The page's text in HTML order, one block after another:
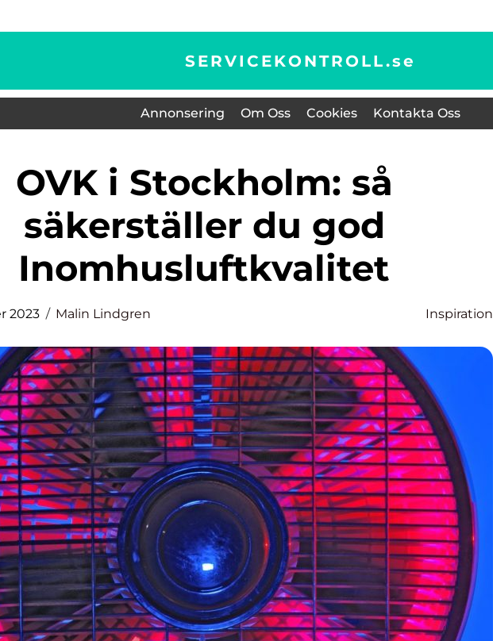
SERVICEKONTROLL.se
Annonsering Om Oss Cookies Kontakta Oss
OVK i Stockholm: så
säkerställer du god
Inomhusluftkvalitet
2023 Malin Lindgren Inspiration